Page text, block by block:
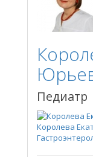
Педиатр
Королева